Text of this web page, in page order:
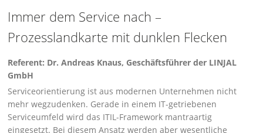
Immer dem Service nach –
Prozesslandkarte mit dunklen Flecken
Referent: Dr. Andreas Knaus, Geschäftsführer der LINJAL
GmbH
Serviceorientierung ist aus modernen Unternehmen nicht
mehr wegzudenken. Gerade in einem IT-getriebenen
Serviceumfeld wird das ITIL-Framework mantraartig
eingesetzt. Bei diesem Ansatz werden aber wesentliche